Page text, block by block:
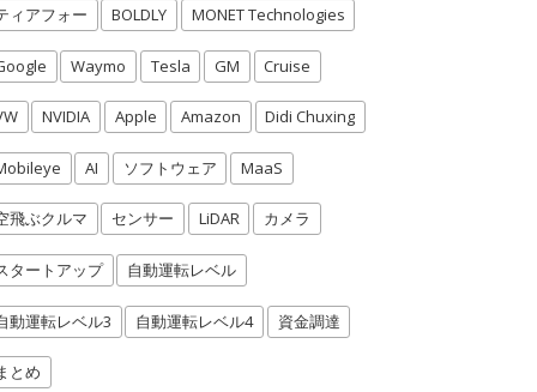
ィアフォー BOLDLY MONET Technologies
Waymo Tesla GM Cruise
NVIDIA Apple Amazon Didi Chuxing
AI ソフトウェア MaaS
飛ぶクルマ センサー LiDAR カメラ
タートアップ 自動運転レベル
動運転レベル3 自動運転レベル4 資金調達
とめ